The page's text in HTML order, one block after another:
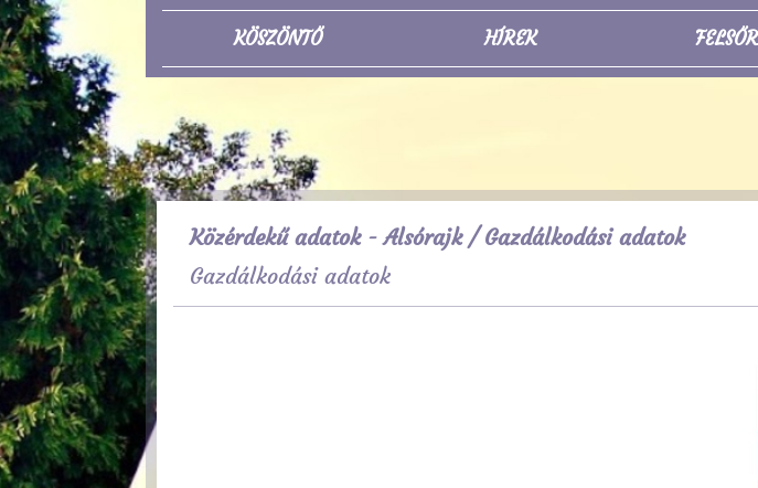
KÖSZÖNTŐ HÍREK
Közérdekű adatok - Alsórajk/ Gazdálkodási adatok
Gazdálkodási adatok